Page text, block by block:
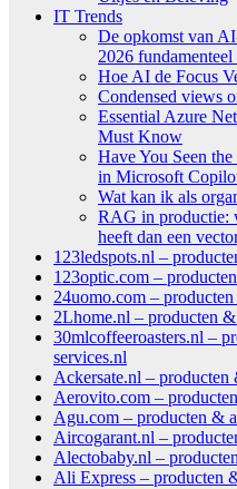
IT Trends
De opkomst van
2026 fundamenteel
Hoe AI de Focus
Condensed views
Essential Azure
Must Know
Have You Seen
in Microsoft
Wat kan ik als
RAG in productie:
heeft dan een
123ledspots.nl –
123optic.com –
24uomo.com –
2Lhome.nl – producten
30mlcoffeeroasters.nl –
services.nl
Ackersate.nl – producten
Aerovito.com –
Agu.com – producten &
Aircogarant.nl –
Alectobaby.nl –
Ali Express – producten